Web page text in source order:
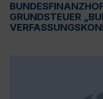
GRUNDSTEUER